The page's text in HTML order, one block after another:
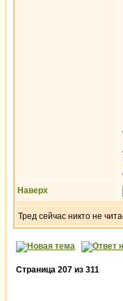
Наверх
Тред сейчас никто не
Страница 207 из 311